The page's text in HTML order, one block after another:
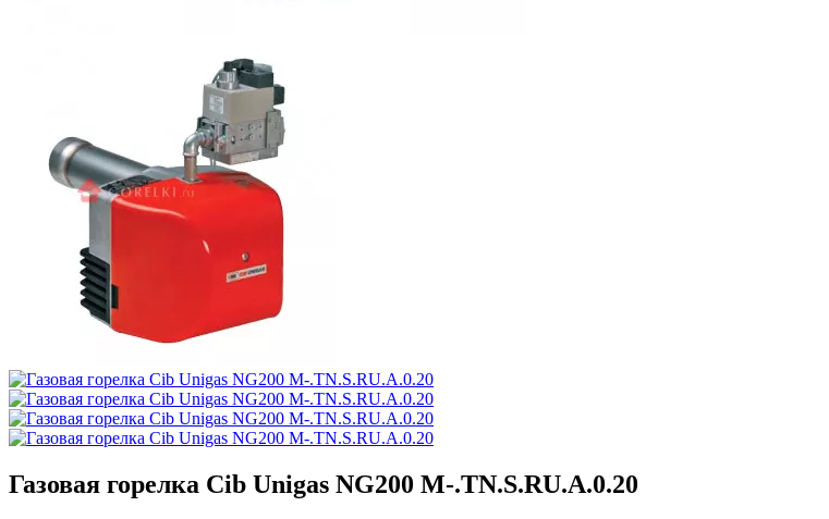
Газовая горелка Cib Unigas NG200 M-.TN.S.RU.A.0.20